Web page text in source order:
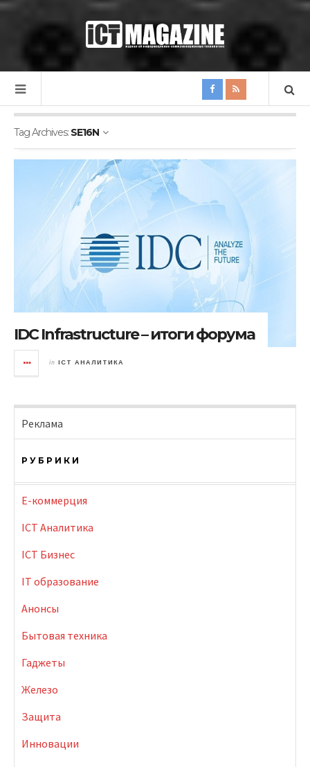
Tag Archives: SE16N
IDC Infrastructure – итоги форума
in ICT АНАЛИТИКА
Реклама
РУБРИКИ
E-коммерция
ICT Аналитика
ICT Бизнес
IT образование
Анонсы
Бытовая техника
Гаджеты
Железо
Защита
Инновации